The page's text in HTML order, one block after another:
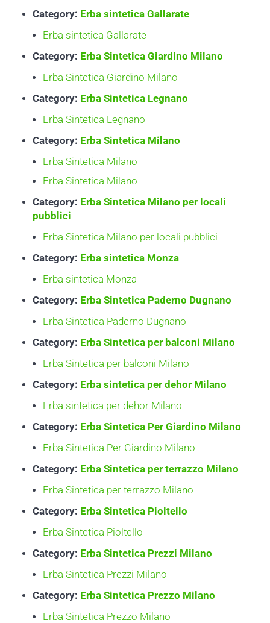
Category: Erba sintetica Gallarate
Erba sintetica Gallarate
Category: Erba Sintetica Giardino Milano
Erba Sintetica Giardino Milano
Category: Erba Sintetica Legnano
Erba Sintetica Legnano
Category: Erba Sintetica Milano
Erba Sintetica Milano
Erba Sintetica Milano
Category: Erba Sintetica Milano per locali
pubblici
Erba Sintetica Milano per locali pubblici
Category: Erba sintetica Monza
Erba sintetica Monza
Category: Erba Sintetica Paderno Dugnano
Erba Sintetica Paderno Dugnano
Category: Erba Sintetica per balconi Milano
Erba Sintetica per balconi Milano
Category: Erba sintetica per dehor Milano
Erba sintetica per dehor Milano
Category: Erba Sintetica Per Giardino Milano
Erba Sintetica Per Giardino Milano
Category: Erba Sintetica per terrazzo Milano
Erba Sintetica per terrazzo Milano
Category: Erba Sintetica Pioltello
Erba Sintetica Pioltello
Category: Erba Sintetica Prezzi Milano
Erba Sintetica Prezzi Milano
Category: Erba Sintetica Prezzo Milano
Erba Sintetica Prezzo Milano